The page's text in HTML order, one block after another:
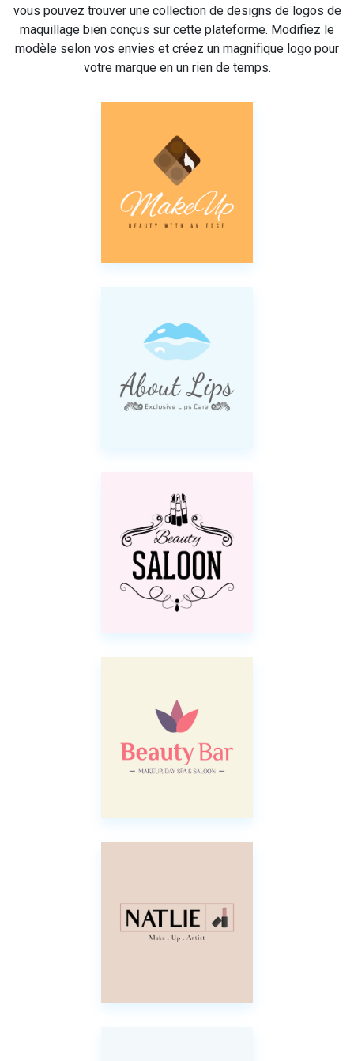
vous pouvez trouver une collection de designs de logos de
maquillage bien conçus sur cette plateforme. Modifiez le
modèle selon vos envies et créez un magnifique logo pour
votre marque en un rien de temps.